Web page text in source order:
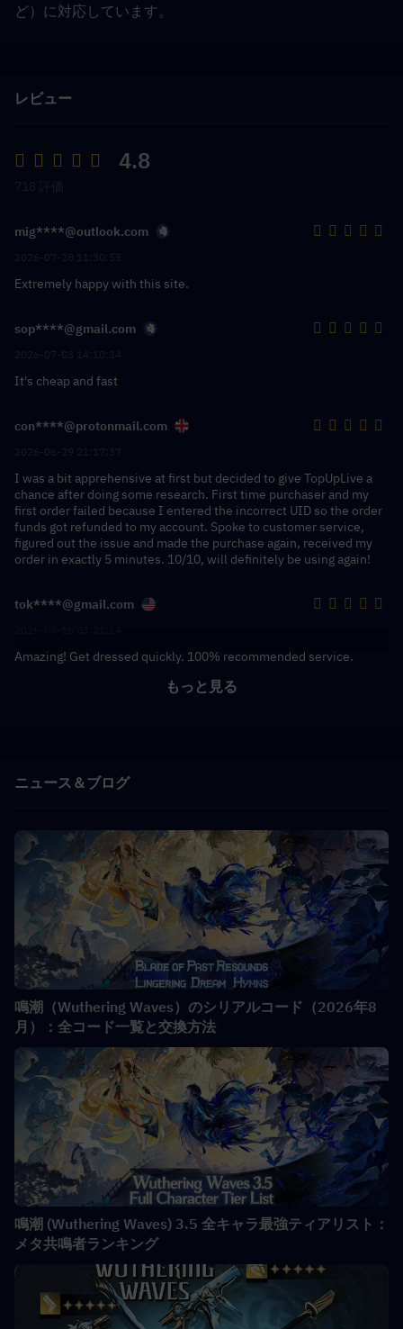
ど）に対応しています。
レビュー
4.8
mig****@outlook.com
Extremely happy with this site.
sop****@gmail.com
It's cheap and fast
con****@protonmail.com
I was a bit apprehensive at first but decided to give TopUpLive a
chance after doing some research. First time purchaser and my
first order failed because I entered the incorrect UID so the order
funds got refunded to my account. Spoke to customer service,
figured out the issue and made the purchase again, received my
order in exactly 5 minutes. 10/10, will definitely be using again!
tok****@gmail.com
Amazing! Get dressed quickly. 100% recommended service.
もっと見る
ニュース＆ブログ
鳴潮（Wuthering Waves）のシリアルコード（2026年8
月）：全コード一覧と交換方法
鳴潮 (Wuthering Waves) 3.5 全キャラ最強ティアリスト：
メタ共鳴者ランキング